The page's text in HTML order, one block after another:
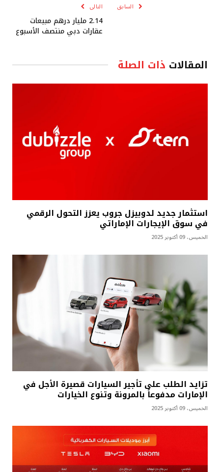
السابق التالى
2.14 مليار درهم مبيعات
عقارات دبي منتصف الأسبوع
المقالات ذات الصلة
استثمار جديد لدوبيزل جروب يعزز التحول الرقمي
في سوق الإيجارات الإماراتي
الخميس، 09 أكتوبر 2025
تزايد الطلب على تأجير السيارات قصيرة الأجل في
الإمارات مدفوعاً بالمرونة وتنوع الخيارات
الخميس، 09 أكتوبر 2025